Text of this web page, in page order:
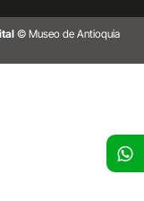
© Museo de Antioquia